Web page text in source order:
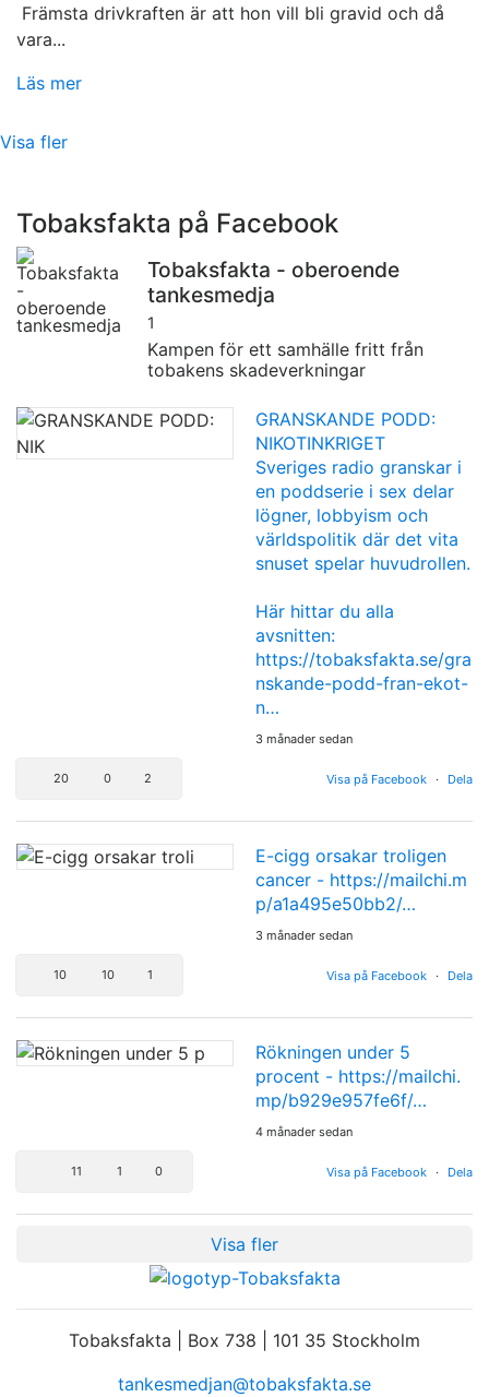
Främsta drivkraften är att hon vill bli gravid och då
vara...
Läs mer
Visa fler
Tobaksfakta på Facebook
Tobaksfakta - oberoende
tankesmedja
1
Kampen för ett samhälle fritt från
tobakens skadeverkningar
GRANSKANDE PODD:
NIKOTINKRIGET
Sveriges radio granskar i
en poddserie i sex delar
lögner, lobbyism och
världspolitik där det vita
snuset spelar huvudrollen.
Här hittar du alla
avsnitten:
https://tobaksfakta.se/gra
nskande-podd-fran-ekot-
n…
3 månader sedan
Visa på Facebook · Dela
20 0 2
E-cigg orsakar troligen
cancer - https://mailchi.m
p/a1a495e50bb2/…
3 månader sedan
Visa på Facebook · Dela
10 10 1
Rökningen under 5
procent - https://mailchi.
mp/b929e957fe6f/…
4 månader sedan
Visa på Facebook · Dela
11 1 0
Visa fler
Tobaksfakta | Box 738 | 101 35 Stockholm
tankesmedjan@tobaksfakta.se